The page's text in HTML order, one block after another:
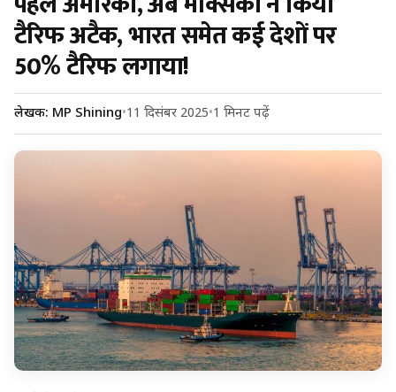
टैरिफ अटैक, भारत समेत कई देशों पर
50% टैरिफ लगाया!
लेखक: MP Shining•11 दिसंबर 2025•1 मिनट पढ़ें